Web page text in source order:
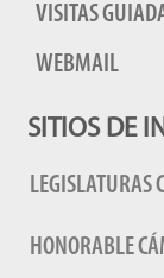
VISITAS
WEBMAIL
SITIOS DE
LEGISLATURAS
HONORABLE